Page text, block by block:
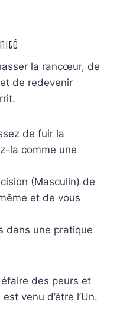
la rancœur, de
de redevenir
de fuir la
la comme une
(Masculin) de
et de vous
dans une pratique
des peurs et
venu d’être l’Un.